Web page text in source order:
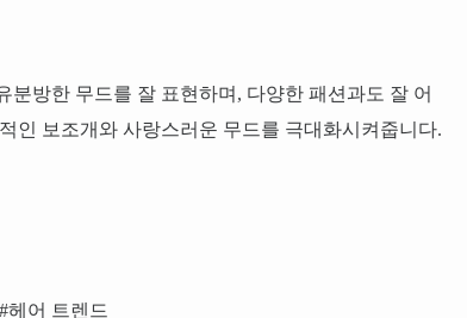
방한 무드를 잘 표현하며, 다양한 패션과도 잘 어
인 보조개와 사랑스러운 무드를 극대화시켜줍니다.
헤어 트렌드